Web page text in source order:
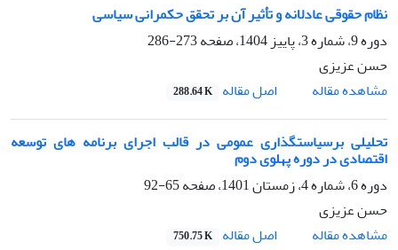
نظام حقوقی عادلانه و تأثیر آن بر تحقق حکمرانی سیاسی
دوره 9، شماره 3، پاییز 1404، صفحه
273-286
حسن عزیزی
مشاهده مقاله
اصل مقاله 288.64 K
تحلیلی برسیاستگذاری عمومی در قالب اجرای برنامه های توسعه
اقتصادی در دوره پهلوی دوم
دوره 6، شماره 4، زمستان 1401، صفحه
65-92
حسن عزیزی
مشاهده مقاله
اصل مقاله 750.75 K